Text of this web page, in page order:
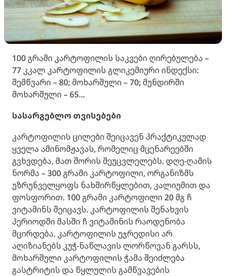
100 გრამი კარტოფილის საკვები ღირებულება –
77 კკალ კარტოფილის გლიკემიური ინდექსი:
შემწვარი – 80; მოხარშული – 70; მუნდირში
მოხარშული – 65...
სასარგებლო თვისებები
კარტოფილის ცილები შეიცავენ პრაქტიკულად
ყველა ამინომჟავას, რომელიც მცენარეებში
გვხვდება, მათ შორის შეუცვლელებს. დღე-ღამის
ნორმა – 300 გრამი კარტოფილი, ორგანიზმს
უზრუნველყოფს ნახშირწყლებით, კალიუმით და
ფოსფორით. 100 გრამი კარტოფილი 20 მგ ჩ
ვიტამინს შეიცავს. კარტოფილის შენახვის
პერიოდში მასში ჩ ვიტამინის რაოდენობა
მცირდება. კარტოფილის უჯრედისი არ
აღიზიანებს კუჭ-ნაწლავის ლორწოვან გარსს,
მოხარშული კარტოფილის ჭამა შეიძლება
გასტრიტის და წყლულის გამწვავების